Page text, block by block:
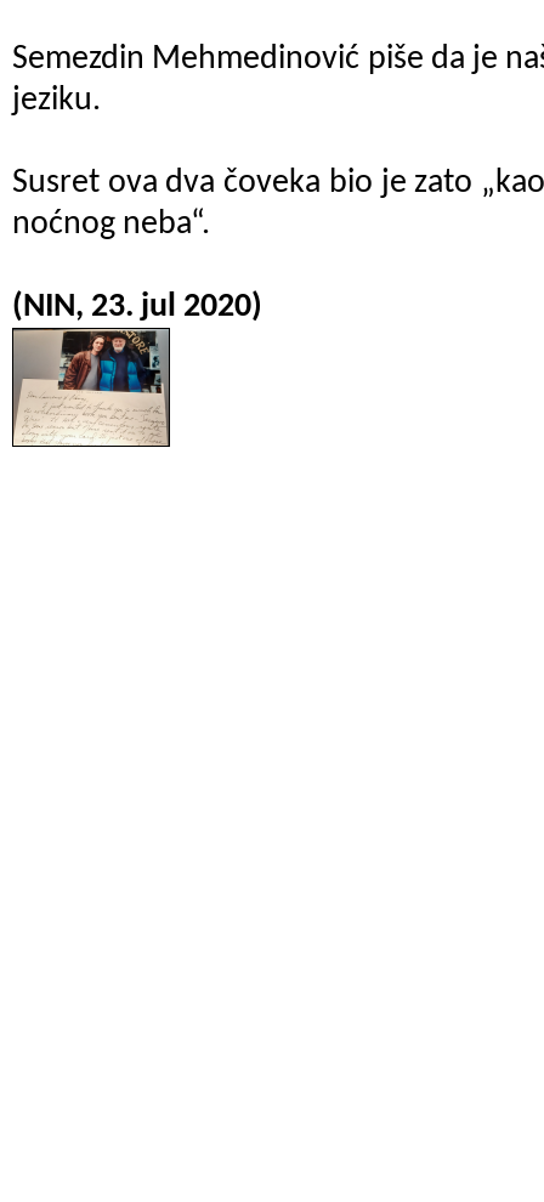
Semezdin Mehmedinović piše da je
jeziku.
Susret ova dva čoveka bio je zato
noćnog neba“.
(NIN, 23. jul 2020)